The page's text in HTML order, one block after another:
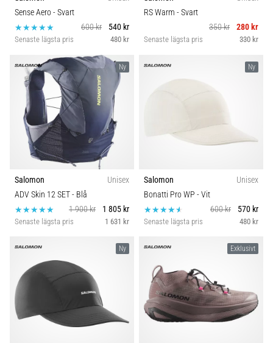
de
vanligaste…
5. 8. 2026
8 min. läsning
Plantar
fasciit:
Symptom,
och
behandling
Upplever
skarp
hälsmärta
under
eller
efter
löpning?
Hållbarhet
Komfort och dämpning
Skobredd
Carbon
Sense Aero- Svart
600 kr
540 kr
Senaste lägsta pris 480 kr
RS Warm - Svart
350 kr
280 kr
Senaste lägsta pris 330 kr
Ny
Salomon
Unisex
ADV Skin 12 SET- Blå
1 900 kr
1 805 kr
Senaste lägsta pris 1 631 kr
Ny
Salomon
Unisex
Bonatti Pro WP - Vit
600 kr
570 kr
Senaste lägsta pris 480 kr
Ny Exklusivt